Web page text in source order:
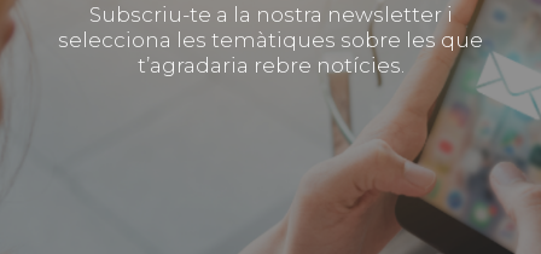
Subscriu-te a la nostra newsletter i
selecciona les temàtiques sobre les que
t’agradaria rebre notícies.